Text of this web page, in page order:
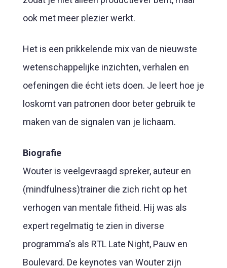
ook met meer plezier werkt.
Het is een prikkelende mix van de nieuwste
wetenschappelijke inzichten, verhalen en
oefeningen die écht iets doen. Je leert hoe je
loskomt van patronen door beter gebruik te
maken van de signalen van je lichaam.
Biografie
Wouter is veelgevraagd spreker, auteur en
(mindfulness)trainer die zich richt op het
verhogen van mentale fitheid. Hij was als
expert regelmatig te zien in diverse
programma's als RTL Late Night, Pauw en
Boulevard. De keynotes van Wouter zijn